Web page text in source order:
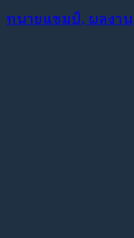
ทนายแชมป์, ผลงาน